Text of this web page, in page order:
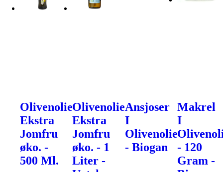
Olivenolie
Ekstra
Jomfru
øko. -
500 Ml.
Olivenolie
Ekstra
Jomfru
øko. - 1
Liter -
Ansjoser
I
Olivenolie
- Biogan
Makrel
I
- 120
Gram -